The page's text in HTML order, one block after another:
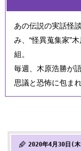
あの伝説の実話怪
み、“怪異蒐集家”
組。
毎週、木原浩勝が
思議と恐怖に包ま
2020年4月30日(